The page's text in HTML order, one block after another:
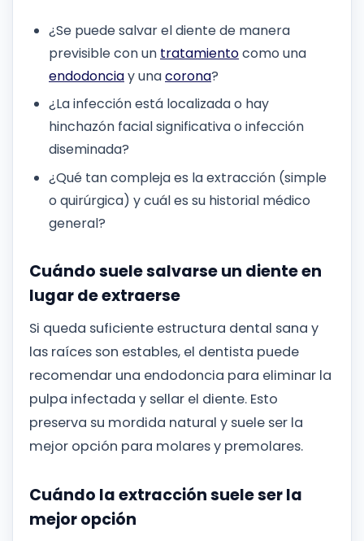
¿Se puede salvar el diente de manera
previsible con un tratamientocomo una
endodonciay unacorona?
¿La infección está localizada o hay
hinchazón facial significativa o infección
diseminada?
¿Qué tan compleja es la extracción (simple
o quirúrgica) y cuál es su historial médico
general?
Cuándo suele salvarse un diente en
lugar de extraerse
Si queda suficiente estructura dental sana y
las raíces son estables, el dentista puede
recomendar una endodoncia para eliminar la
pulpa infectada y sellar el diente. Esto
preserva su mordida natural y suele ser la
mejor opción para molares y premolares.
Cuándo la extracción suele ser la
mejor opción